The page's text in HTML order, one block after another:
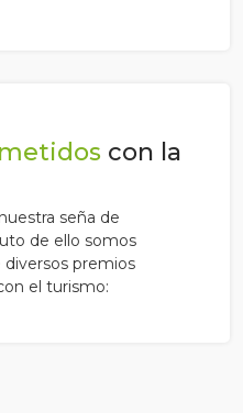
con la
seña de
de ello somos
diversos premios
el turismo: